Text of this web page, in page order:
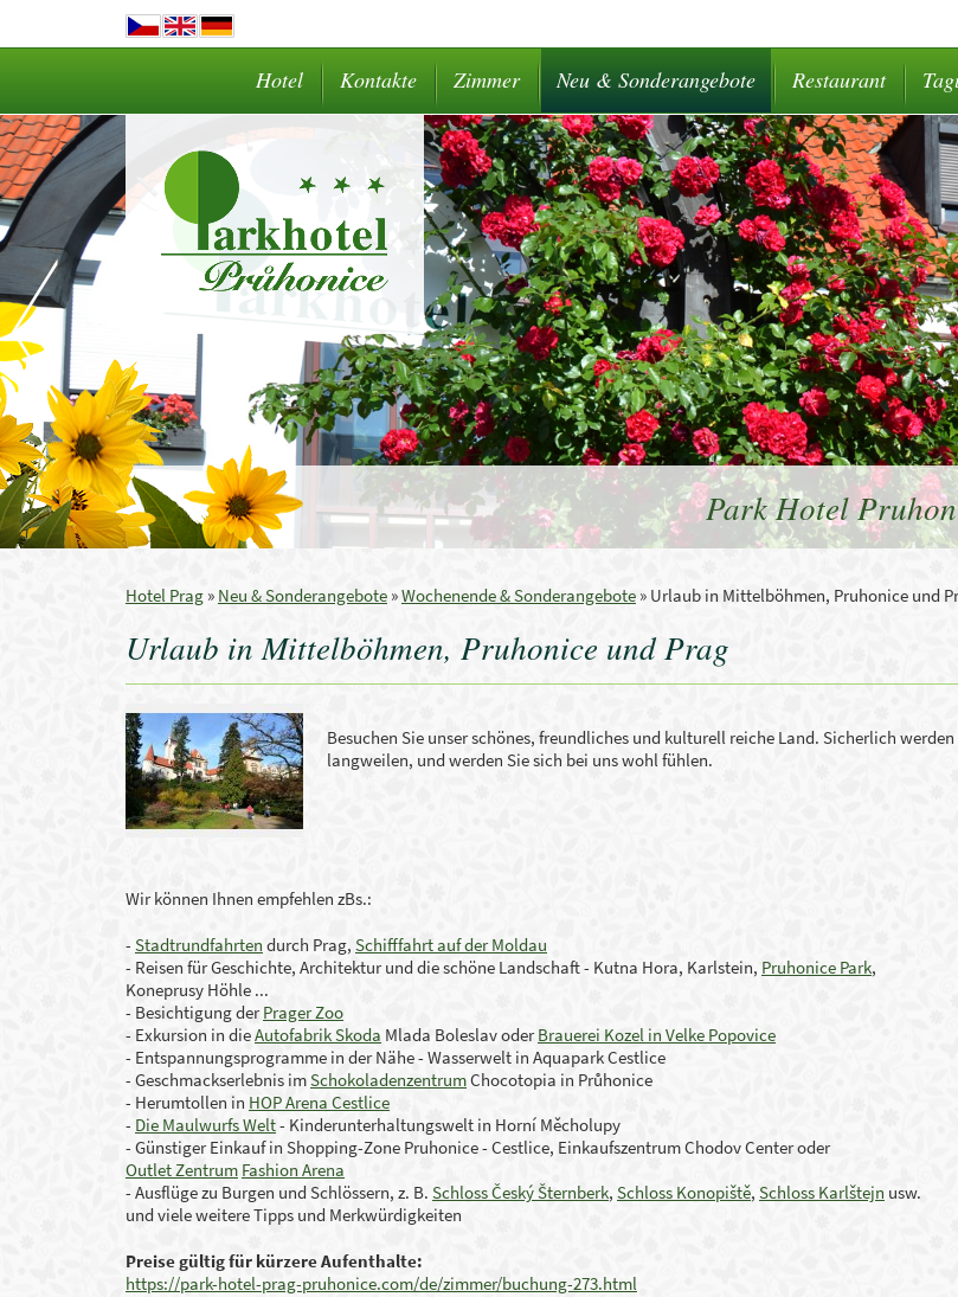
Hotel Kontakte Zimmer Neu & Sonderangebote Restaurant
Park Hotel
Hotel Prag » Neu & Sonderangebote »Wochenende & Sonderangebote » Urlaub in Mittelböhmen, Pruhonice und
Urlaub in Mittelböhmen, Pruhonice und Prag
Besuchen Sie unser schönes, freundliches und kulturell reiche Land. Sicherlich
langweilen, und werden Sie sich bei uns wohl fühlen.
Wir können Ihnen empfehlen zBs.:
- Stadtrundfahrten durch Prag, Schifffahrt auf der Moldau
- Reisen für Geschichte, Architektur und die schöne Landschaft - Kutna Hora, Karlstein, Pruhonice Park,
Koneprusy Höhle ...
- Besichtigung derPrager Zoo
- Exkursion in dieAutofabrikSkoda Mlada Boleslav oderBrauerei Kozel in Velke Popovice
- Entspannungsprogramme in der Nähe - Wasserwelt in Aquapark Cestlice
- Geschmackserlebnis imSchokoladenzentrumChocotopia in Průhonice
- Herumtollen in HOP Arena Cestlice
- Die Maulwurfs Welt- Kinderunterhaltungswelt in Horní Měcholupy
- Günstiger Einkauf in Shopping-Zone Pruhonice - Cestlice, Einkaufszentrum Chodov Center oder
Outlet Zentrum Fashion Arena
- Ausflüge zu Burgen und Schlössern, z. B. Schloss Český Šternberk, Schloss Konopiště, Schloss Karlštejn usw.
und viele weitere Tipps und Merkwürdigkeiten
Preise gültig für kürzere Aufenthalte:
https://park-hotel-prag-pruhonice.com/de/zimmer/buchung-273.html